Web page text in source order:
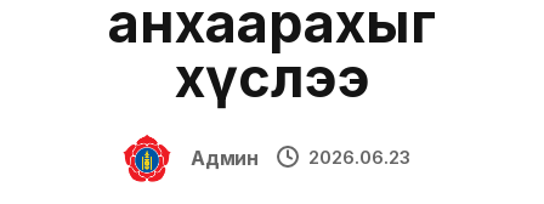
анхаарахыг
хүслээ
Админ 2026.06.23